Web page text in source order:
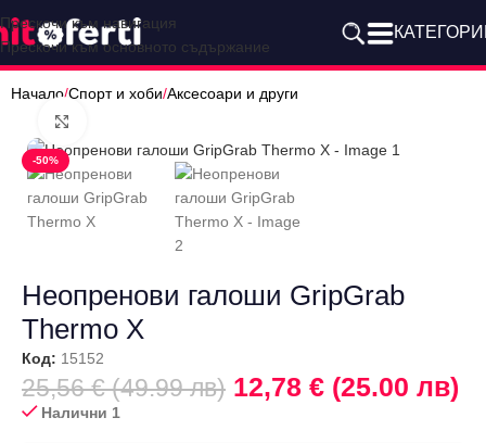
Прескочи към навигация
Прескочи към основното съдържание
Начало/Спорт и хоби/Аксесоари и други
-50%
Неопренови галоши GripGrab
Thermo X
Код: 15152
25,56 € (49.99 лв) 12,78 € (25.00 лв)
Налични 1